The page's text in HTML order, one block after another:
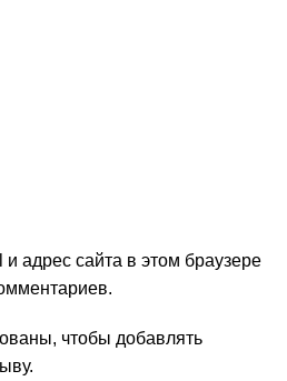
адрес сайта в этом браузере
чтобы добавлять